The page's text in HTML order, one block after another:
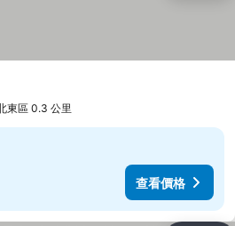
東區 0.3 公里
查看價格